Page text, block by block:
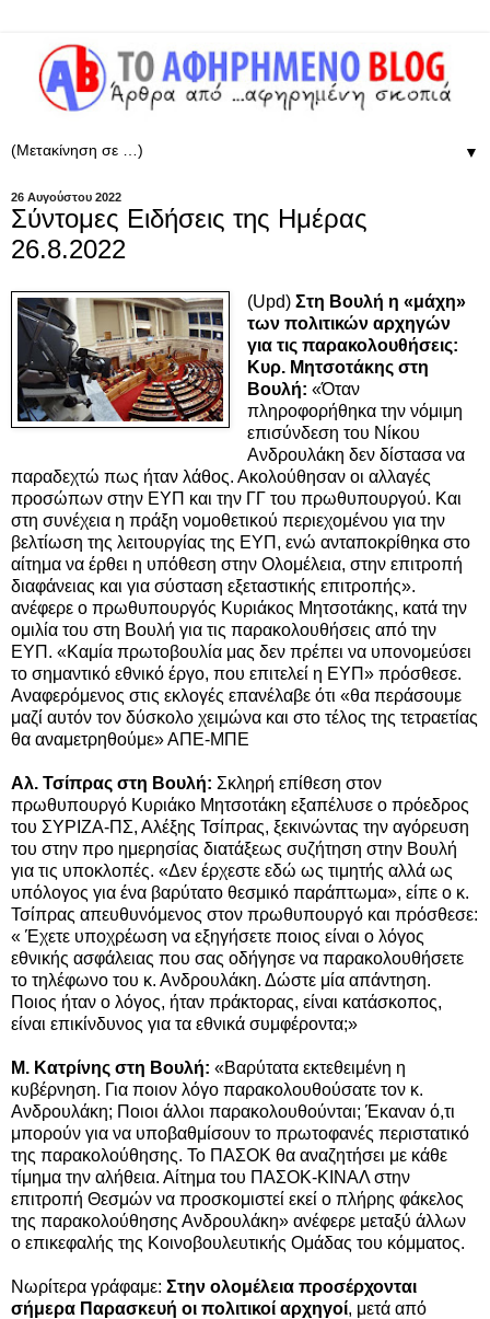
▼
26 Αυγούστου 2022
Σύντομες Ειδήσεις της Ημέρας
26.8.2022
(Upd)Στη Βουλή η «μάχη»
των πολιτικών αρχηγών
για τις παρακολουθήσεις:
Κυρ. Μητσοτάκης στη
Βουλή: «Όταν
πληροφορήθηκα την νόμιμη
επισύνδεση του Νίκου
Ανδρουλάκη δεν δίστασα να
παραδεχτώ πως ήταν λάθος. Ακολούθησαν οι αλλαγές
προσώπων στην ΕΥΠ και την ΓΓ του πρωθυπουργού. Και
στη συνέχεια η πράξη νομοθετικού περιεχομένου για την
βελτίωση της λειτουργίας της ΕΥΠ, ενώ ανταποκρίθηκα στο
αίτημα να έρθει η υπόθεση στην Ολομέλεια, στην επιτροπή
διαφάνειας και για σύσταση εξεταστικής επιτροπής».
ανέφερε ο πρωθυπουργός Κυριάκος Μητσοτάκης, κατά την
ομιλία του στη Βουλή για τις παρακολουθήσεις από την
ΕΥΠ. «Καμία πρωτοβουλία μας δεν πρέπει να υπονομεύσει
το σημαντικό εθνικό έργο, που επιτελεί η ΕΥΠ» πρόσθεσε.
Αναφερόμενος στις εκλογές επανέλαβε ότι «θα περάσουμε
μαζί αυτόν τον δύσκολο χειμώνα και στο τέλος της τετραετίας
θα αναμετρηθούμε» ΑΠΕ-ΜΠΕ
Αλ. Τσίπρας στη Βουλή: Σκληρή επίθεση στον
πρωθυπουργό Κυριάκο Μητσοτάκη εξαπέλυσε ο πρόεδρος
του ΣΥΡΙΖΑ-ΠΣ, Αλέξης Τσίπρας, ξεκινώντας την αγόρευση
του στην προ ημερησίας διατάξεως συζήτηση στην Βουλή
για τις υποκλοπές. «Δεν έρχεστε εδώ ως τιμητής αλλά ως
υπόλογος για ένα βαρύτατο θεσμικό παράπτωμα», είπε ο κ.
Τσίπρας απευθυνόμενος στον πρωθυπουργό και πρόσθεσε:
« Έχετε υποχρέωση να εξηγήσετε ποιος είναι ο λόγος
εθνικής ασφάλειας που σας οδήγησε να παρακολουθήσετε
το τηλέφωνο του κ. Ανδρουλάκη. Δώστε μία απάντηση.
Ποιος ήταν ο λόγος, ήταν πράκτορας, είναι κατάσκοπος,
είναι επικίνδυνος για τα εθνικά συμφέροντα;»
Μ. Κατρίνης στη Βουλή: «Βαρύτατα εκτεθειμένη η
κυβέρνηση. Για ποιον λόγο παρακολουθούσατε τον κ.
Ανδρουλάκη; Ποιοι άλλοι παρακολουθούνται; Έκαναν ό,τι
μπορούν για να υποβαθμίσουν το πρωτοφανές περιστατικό
της παρακολούθησης. Το ΠΑΣΟΚ θα αναζητήσει με κάθε
τίμημα την αλήθεια. Αίτημα του ΠΑΣΟΚ-ΚΙΝΑΛ στην
επιτροπή Θεσμών να προσκομιστεί εκεί ο πλήρης φάκελος
της παρακολούθησης Ανδρουλάκη» ανέφερε μεταξύ άλλων
ο επικεφαλής της Κοινοβουλευτικής Ομάδας του κόμματος.
Νωρίτερα γράφαμε: Στην ολομέλεια προσέρχονται
σήμερα Παρασκευή οι πολιτικοί αρχηγοί, μετά από